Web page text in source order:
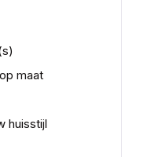
maat
huisstijl